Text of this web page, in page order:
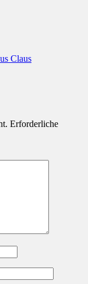
Claus
Erforderliche